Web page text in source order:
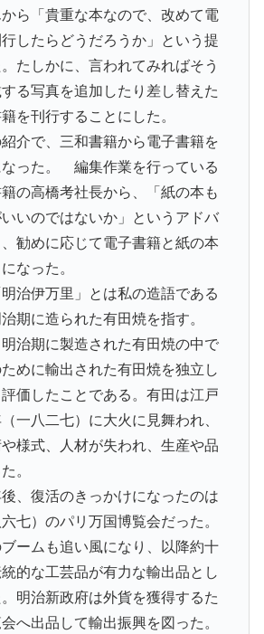
から「貴重な本なので、改めて電
したらどうだろうか」という提
たしかに、言われてみればそう
る写真を追加したり差し替えた
を刊行することにした。
介で、三和書籍から電子書籍を
った。 編集作業を行っている
の高橋考社長から、「紙の本も
いのではないか」というアドバ
勧めに応じて電子書籍と紙の本
なった。
治伊万里」とは私の造語である
期に造られた有田焼を指す。
治期に製造された有田焼の中で
めに輸出された有田焼を独立し
価したことである。有田は江戸
一八二七）に大火に見舞われ、
様式、人材が失われ、生産や品
。
、復活のきっかけになったのは
七）のパリ万国博覧会だった。
ームも追い風になり、以降約十
的な工芸品が有力な輸出品とし
明治新政府は外貨を獲得するた
へ出品して輸出振興を図った。